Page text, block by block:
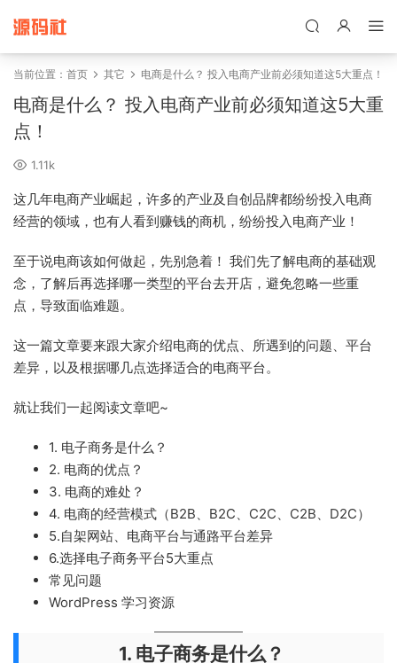
当前位置： 首页 其它 电商是什么？ 投入电商产业前必须知道这5大重点！
电商是什么？ 投入电商产业前必须知道这5大重
点！
1.11k
这几年电商产业崛起，许多的产业及自创品牌都纷纷投入电商
经营的领域，也有人看到赚钱的商机，纷纷投入电商产业！
至于说电商该如何做起，先别急着！ 我们先了解电商的基础观
念，了解后再选择哪一类型的平台去开店，避免忽略一些重
点，导致面临难题。
这一篇文章要来跟大家介绍电商的优点、所遇到的问题、平台
差异，以及根据哪几点选择适合的电商平台。
就让我们一起阅读文章吧~
1. 电子商务是什么？
2. 电商的优点？
3. 电商的难处？
4. 电商的经营模式（B2B、B2C、C2C、C2B、D2C）
5.自架网站、电商平台与通路平台差异
6.选择电子商务平台5大重点
常见问题
WordPress 学习资源
1. 电子商务是什么？